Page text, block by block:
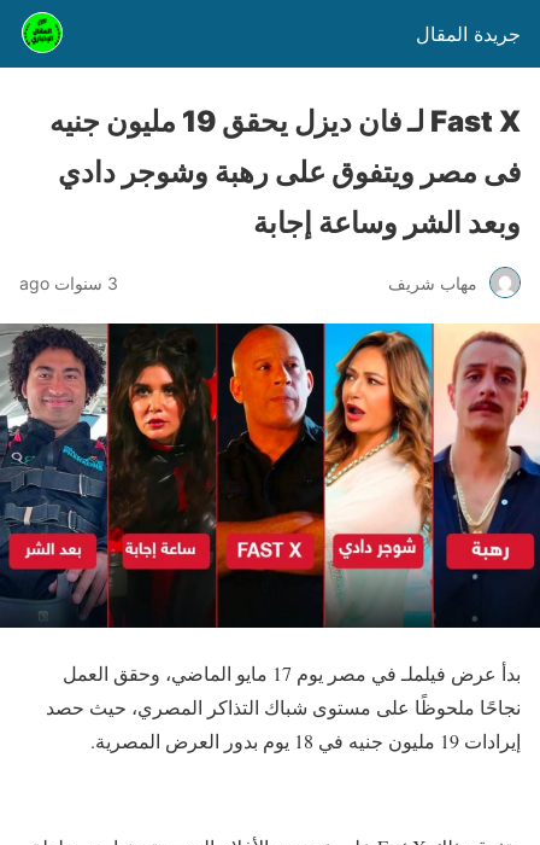
جريدة المقال
Fast X لـ فان ديزل يحقق 19 مليون جنيه
فى مصر ويتفوق على رهبة وشوجر دادي
وبعد الشر وساعة إجابة
مهاب شريف 3 سنوات ago
بدأ عرض فيلملـ في مصر يوم 17 مايو الماضي، وحقق العمل
نجاحًا ملحوظًا على مستوى شباك التذاكر المصري، حيث حصد
إيرادات 19 مليون جنيه في 18 يوم بدور العرض المصرية.